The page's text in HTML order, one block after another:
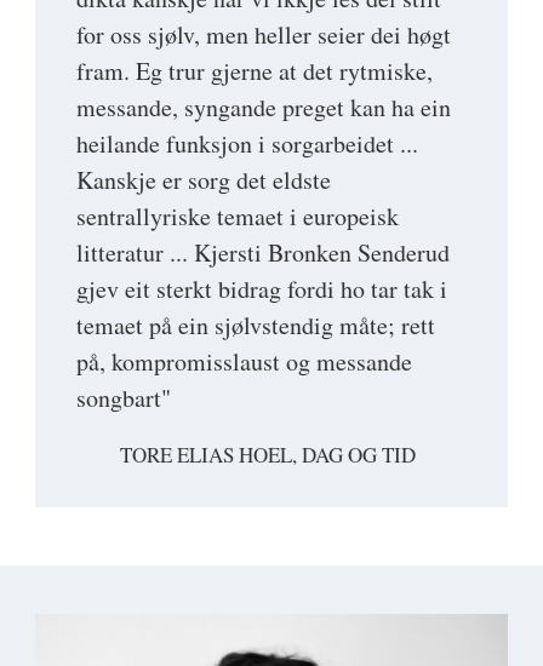
for oss sjølv, men heller seier dei høgt
fram. Eg trur gjerne at det rytmiske,
messande, syngande preget kan ha ein
heilande funksjon i sorgarbeidet ...
Kanskje er sorg det eldste
sentrallyriske temaet i europeisk
litteratur ... Kjersti Bronken Senderud
gjev eit sterkt bidrag fordi ho tar tak i
temaet på ein sjølvstendig måte; rett
på, kompromisslaust og messande
songbart"
TORE ELIAS HOEL, DAG OG TID